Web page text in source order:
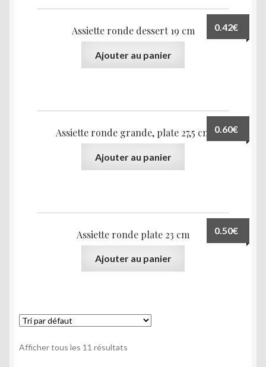
Assiette ronde dessert 19 cm 0.42€
Ajouter au panier
Assiette ronde grande, plate 27,5 cm 0.60€
Ajouter au panier
Assiette ronde plate 23 cm 0.50€
Ajouter au panier
Afficher tous les 11 résultats